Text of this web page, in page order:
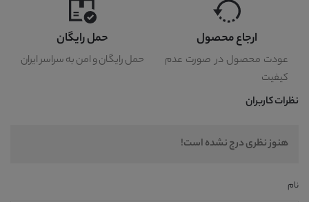
ارجاع محصول
عودت محصول در صورت عدم
کیفیت
حمل رایگان
حمل رایگان و امن به سراسر ایران
نظرات کاربران
هنوز نظری درج نشده است!
نام